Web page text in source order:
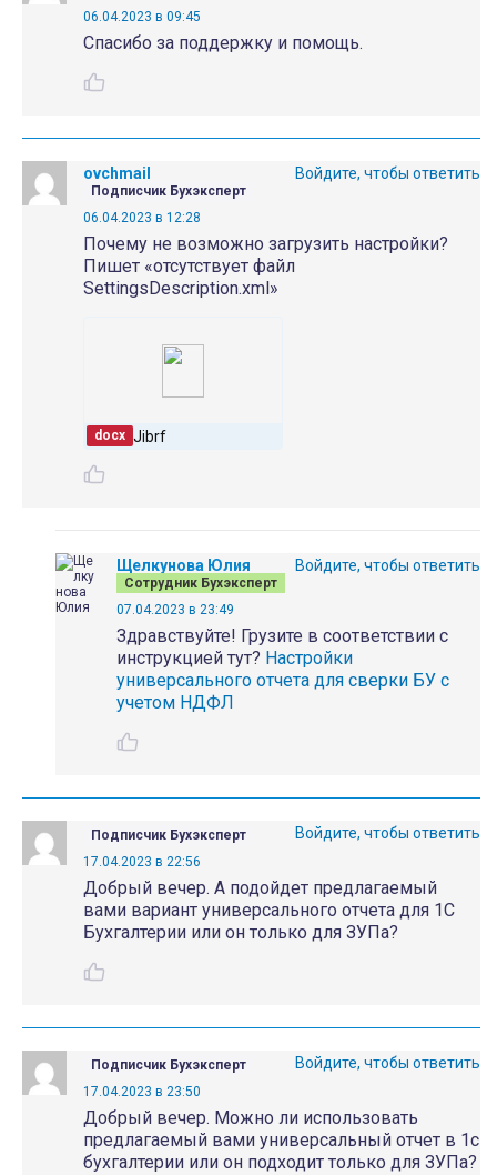
06.04.2023 в 09:45
Спасибо за поддержку и помощь.
ovchmail
Подписчик Бухэксперт
06.04.2023 в 12:28
Почему не возможно загрузить настройки?
Пишет «отсутствует файл
SettingsDescription.xml»
docx Jibrf
Войдите, чтобы ответить
Щелкунова Юлия
Сотрудник Бухэксперт
07.04.2023 в 23:49
Здравствуйте! Грузите в соответствии с
инструкцией тут? Настройки
универсального отчета для сверки БУ с
учетом НДФЛ
Войдите, чтобы ответить
Подписчик Бухэксперт
17.04.2023 в 22:56
Добрый вечер. А подойдет предлагаемый
вами вариант универсального отчета для 1С
Бухгалтерии или он только для ЗУПа?
Войдите, чтобы ответить
Подписчик Бухэксперт
17.04.2023 в 23:50
Добрый вечер. Можно ли использовать
предлагаемый вами универсальный отчет в 1с
бухгалтерии или он подходит только для ЗУПа?
Войдите, чтобы ответить